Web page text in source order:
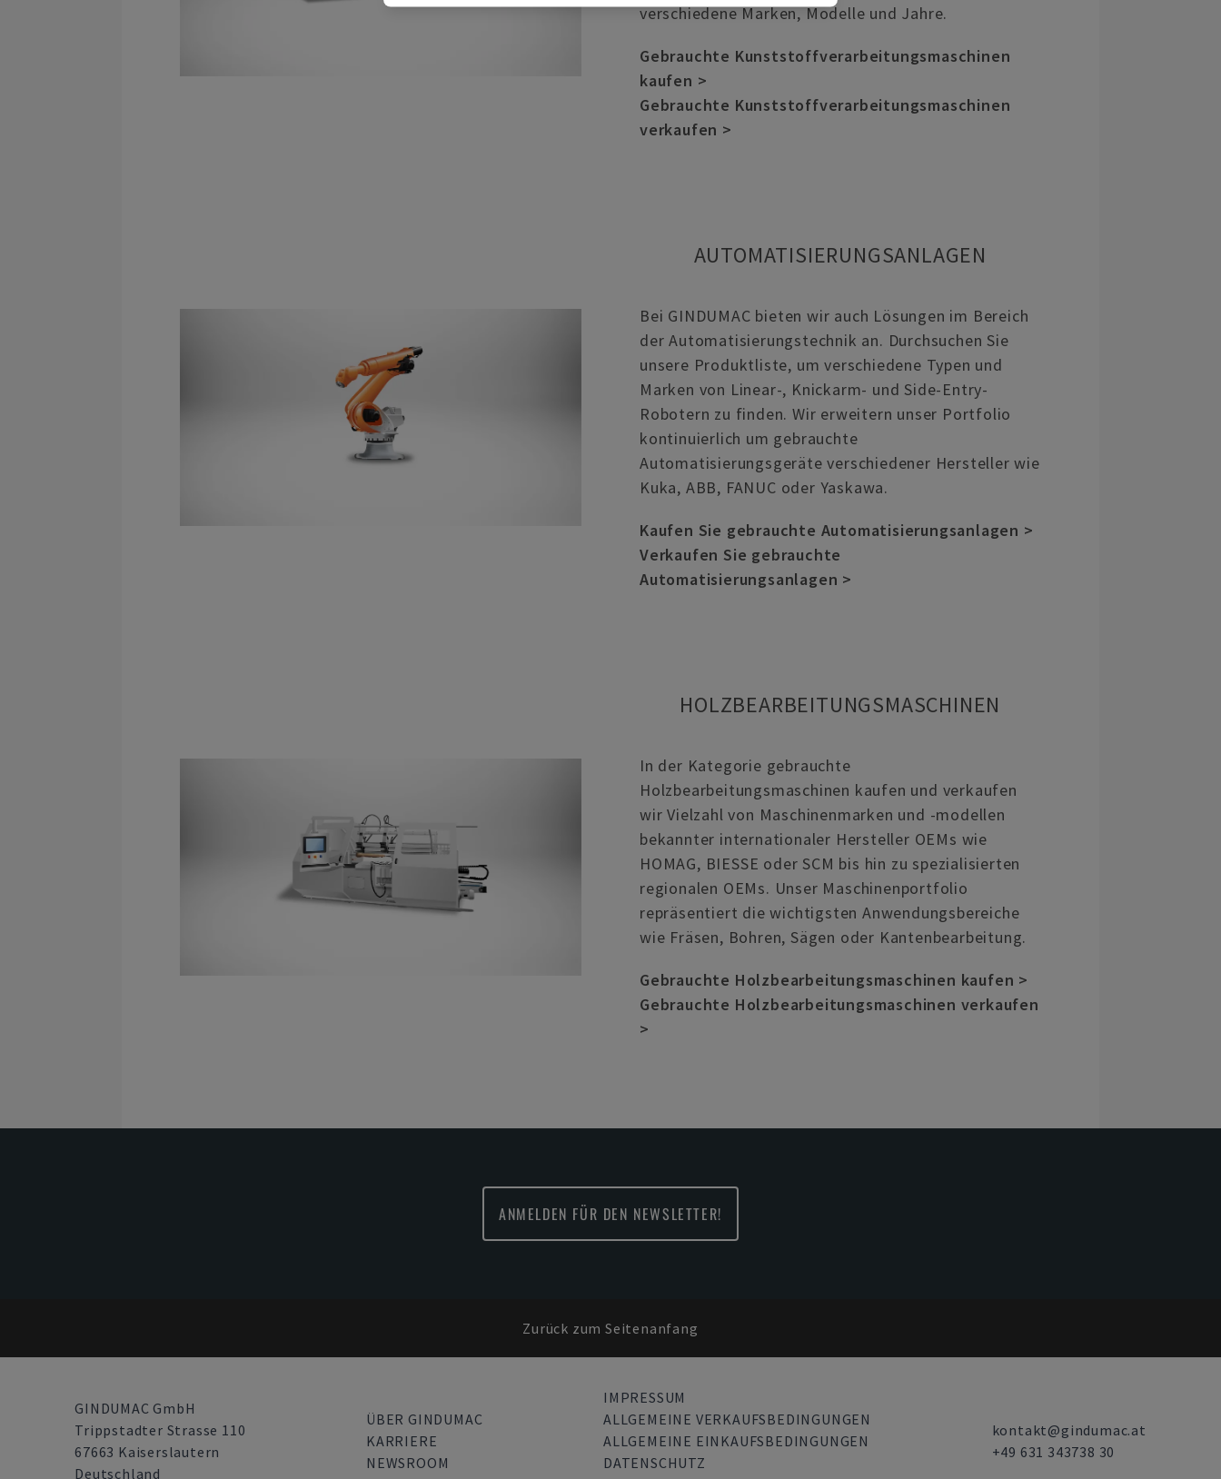
verschiedene Marken, Modelle und Jahre.
Gebrauchte Kunststoffverarbeitungsmaschinen
kaufen >
Gebrauchte Kunststoffverarbeitungsmaschinen
verkaufen >
AUTOMATISIERUNGSANLAGEN
Bei GINDUMAC bieten wir auch Lösungen im Bereich
der Automatisierungstechnik an. Durchsuchen Sie
unsere Produktliste, um verschiedene Typen und
Marken von Linear-, Knickarm- und Side-Entry-
Robotern zu finden. Wir erweitern unser Portfolio
kontinuierlich um gebrauchte
Automatisierungsgeräte verschiedener Hersteller wie
Kuka, ABB, FANUC oder Yaskawa.
Kaufen Sie gebrauchte Automatisierungsanlagen >
Verkaufen Sie gebrauchte
Automatisierungsanlagen >
HOLZBEARBEITUNGSMASCHINEN
In der Kategorie gebrauchte
Holzbearbeitungsmaschinen kaufen und verkaufen
wir Vielzahl von Maschinenmarken und -modellen
bekannter internationaler Hersteller OEMs wie
HOMAG, BIESSE oder SCM bis hin zu spezialisierten
regionalen OEMs. Unser Maschinenportfolio
repräsentiert die wichtigsten Anwendungsbereiche
wie Fräsen, Bohren, Sägen oder Kantenbearbeitung.
Gebrauchte Holzbearbeitungsmaschinen kaufen >
Gebrauchte Holzbearbeitungsmaschinen verkaufen
>
ANMELDEN FÜR DEN NEWSLETTER!
Zurück zum Seitenanfang
GINDUMAC GmbH
Trippstadter Strasse 110
67663 Kaiserslautern
Deutschland
ÜBER GINDUMAC
KARRIERE
NEWSROOM
IMPRESSUM
ALLGEMEINE VERKAUFSBEDINGUNGEN
ALLGEMEINE EINKAUFSBEDINGUNGEN
DATENSCHUTZ
kontakt@gindumac.at
+49 631 343738 30